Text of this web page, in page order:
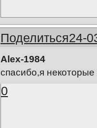
Поделиться24-
Alex-1984
спасибо,я
0